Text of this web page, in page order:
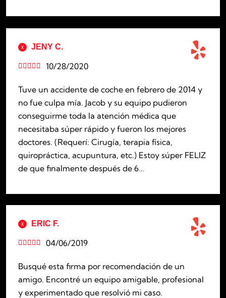
JENY C.
10/28/2020

Tuve un accidente de coche en febrero de 2014 y
no fue culpa mía. Jacob y su equipo pudieron
conseguirme toda la atención médica que
necesitaba súper rápido y fueron los mejores
doctores. (Requerí: Cirugía, terapia física,
quiropráctica, acupuntura, etc.) Estoy súper FELIZ
de que finalmente después de 6…
ERIC F.
04/06/2019

Busqué esta firma por recomendación de un
amigo. Encontré un equipo amigable, profesional
y experimentado que resolvió mi caso.